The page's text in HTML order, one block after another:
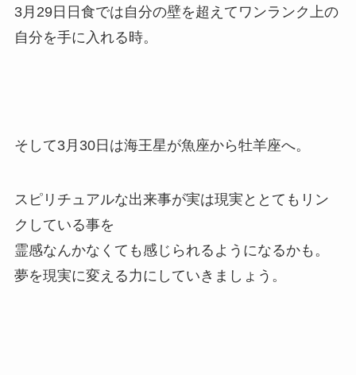
3月29日日食では自分の壁を超えてワンランク上の
自分を手に入れる時。
そして3月30日は海王星が魚座から牡羊座へ。
スピリチュアルな出来事が実は現実ととてもリン
クしている事を
霊感なんかなくても感じられるようになるかも。
夢を現実に変える力にしていきましょう。